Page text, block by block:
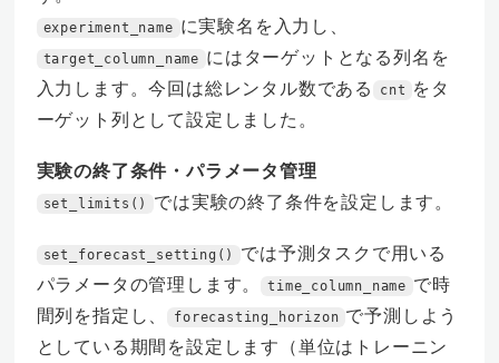
experiment_name に実験名を入力し、
target_column_name にはターゲットとなる列名を
入力します。今回は総レンタル数である
cnt
をタ
ーゲット列として設定しました。
実験の終了条件・パラメータ管理
set_limits() では実験の終了条件を設定します。
set_forecast_setting()
では予測タスクで用いる
パラメータの管理します。
time_column_name で時
間列を指定し、
forecasting_horizon で予測しよう
としている期間を設定します（単位はトレーニン